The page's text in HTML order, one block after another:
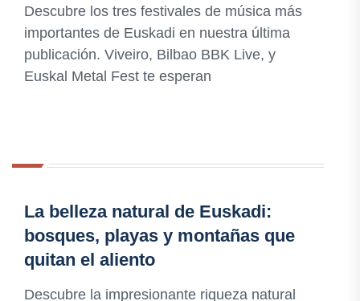
Descubre los tres festivales de música más
importantes de Euskadi en nuestra última
publicación. Viveiro, Bilbao BBK Live, y
Euskal Metal Fest te esperan
La belleza natural de Euskadi:
bosques, playas y montañas que
quitan el aliento
Descubre la impresionante riqueza natural